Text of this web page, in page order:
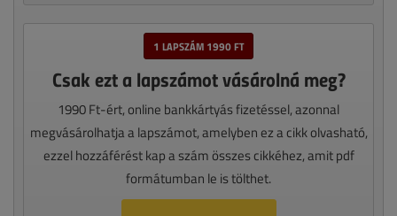
1 LAPSZÁM 1990 FT
Csak ezt a lapszámot vásárolná meg?
1990 Ft-ért, online bankkártyás fizetéssel, azonnal
megvásárolhatja a lapszámot, amelyben ez a cikk olvasható,
ezzel hozzáférést kap a szám összes cikkéhez, amit pdf
formátumban le is tölthet.